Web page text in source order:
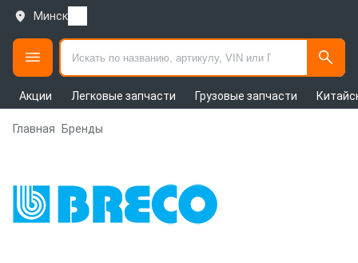
Минск
Акции Легковые запчасти Грузовые запчасти
Главная Бренды